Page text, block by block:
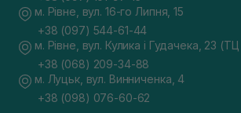
м. Рівне, вул. 16-го Липня, 15
+38 (097) 544-61-44
м. Рівне, вул. Кулика і Гудачека, 23
+38 (068) 209-34-88
м. Луцьк, вул. Винниченка, 4
+38 (098) 076-60-62